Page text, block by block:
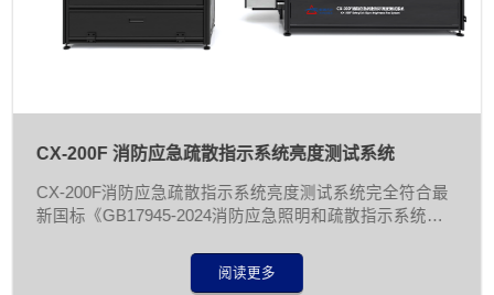
CX-200F 消防应急疏散指示系统亮度测试系统
CX-200F消防应急疏散指示系统亮度测试系统完全符合最
新国标《GB17945-2024消防应急照明和疏散指示系统》
测量。强大的软件分析功能，可一键自动识别发光区域，
可以自动测试发光表面任意位置的最大和最小亮度，可自
阅读更多